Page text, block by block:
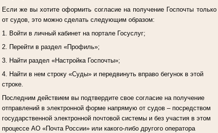
Если же вы хотите оформить согласие на получение Госпочты только
от судов, это можно сделать следующим образом:
1. Войти в личный кабинет на портале Госуслуг;
2. Перейти в раздел «Профиль»;
3. Найти раздел «Настройка Госпочты»;
4. Найти в нем строку «Суды» и передвинуть вправо бегунок в этой
строке.
Последним действием вы подтвердите свое согласие на получение
отправлений в электронной форме напрямую от судов – посредством
государственной электронной почтовой системы и без участия в этом
процессе АО «Почта России» или какого-либо другого оператора